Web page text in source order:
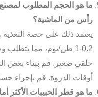
رأس من الماشية؟
يعتمد ذلك على حصة التغذية
0.2-1 طن/يوم، مما
حلقي صغير. قم ببناء بعض
أوقات الذروة. قم بإجراء
ما هو قطر الحبيبات الأكثر